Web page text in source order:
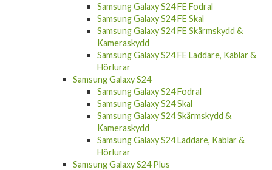
Samsung Galaxy S24 FE Fodral
Samsung Galaxy S24 FE Skal
Samsung Galaxy S24 FE Skärmskydd &
Kameraskydd
Samsung Galaxy S24 FE Laddare, Kablar &
Hörlurar
Samsung Galaxy S24
Samsung Galaxy S24 Fodral
Samsung Galaxy S24 Skal
Samsung Galaxy S24 Skärmskydd &
Kameraskydd
Samsung Galaxy S24 Laddare, Kablar &
Hörlurar
Samsung Galaxy S24 Plus